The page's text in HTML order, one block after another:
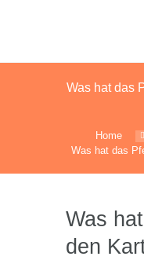
Was hat das
Home
Was hat das
Was
den